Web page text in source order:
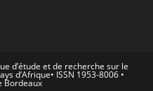
d’étude et de recherche sur le
d’Afrique• ISSN 1953-8006 •
Bordeaux